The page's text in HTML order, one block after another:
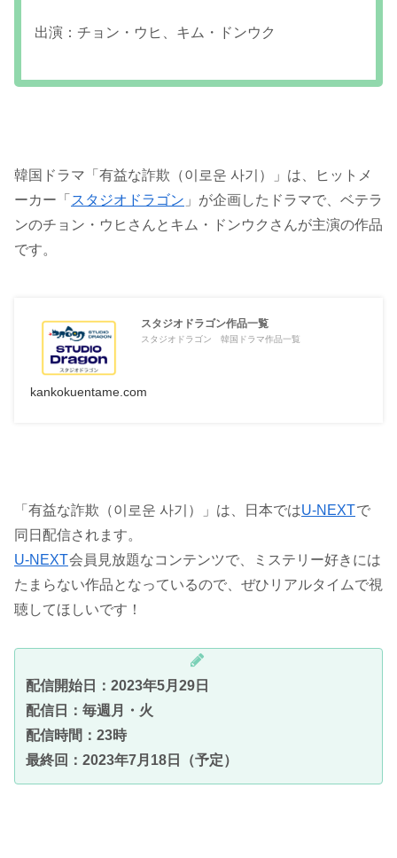
出演：チョン・ウヒ、キム・ドンウク
韓国ドラマ「有益な詐欺（이로운 사기）」は、ヒットメ
ーカー「 スタジオドラゴン 」が企画したドラマで、ベテラ
ンのチョン・ウヒさんとキム・ドンウクさんが主演の作品
です。
スタジオドラゴン作品一覧
スタジオドラゴン 韓国ドラマ作品一覧
kankokuentame.com
「有益な詐欺（이로운 사기）」は、日本ではU-NEXTで
同日配信されます。
U-NEXT会員見放題なコンテンツで、ミステリー好きには
たまらない作品となっているので、ぜひリアルタイムで視
聴してほしいです！
配信開始日：2023年5月29日
配信日：毎週月・火
配信時間：23時
最終回：2023年7月18日（予定）